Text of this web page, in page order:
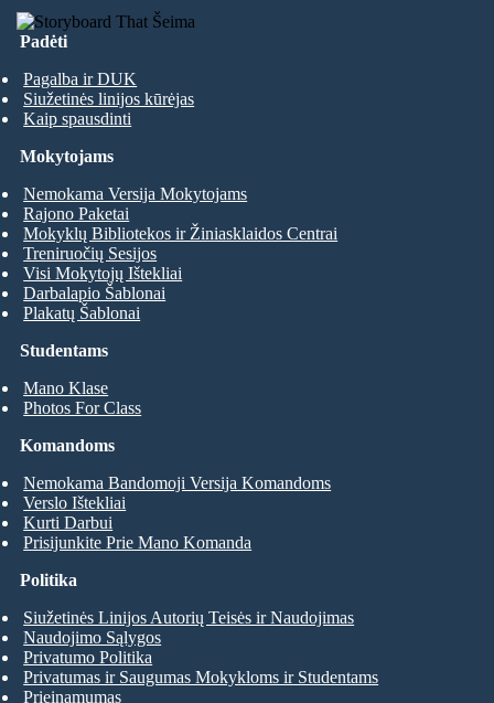
Padėti
Pagalba ir DUK
Siužetinės linijos kūrėjas
Kaip spausdinti
Studentams
Mano Klase
Photos For Class
Mokytojams
Nemokama Versija Mokytojams
Rajono Paketai
Mokyklų Bibliotekos ir Žiniasklaidos Centrai
Treniruočių Sesijos
Visi Mokytojų Ištekliai
Darbalapio Šablonai
Plakatų Šablonai
Komandoms
Nemokama Bandomoji Versija Komandoms
Verslo Ištekliai
Kurti Darbui
Prisijunkite Prie Mano Komanda
Politika
Siužetinės Linijos Autorių Teisės ir Naudojimas
Naudojimo Sąlygos
Privatumo Politika
Privatumas ir Saugumas Mokykloms ir Studentams
Prieinamumas